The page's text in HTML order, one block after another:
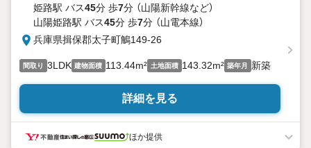
姫路駅 バス45分 歩7分 （山陽新幹線など）
山陽姫路駅 バス45分 歩7分 （山電本線）
兵庫県揖保郡太子町鵤149-26
間取り 3LDK 建物面積 113.44m² 土地面積 143.32m² 築年月 新築
詳細を見る
ほか提供